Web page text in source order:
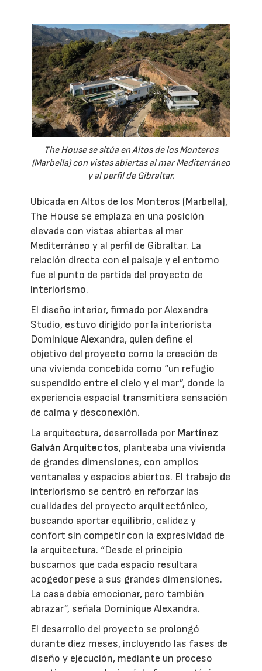
The House se sitúa en Altos de los Monteros
(Marbella) con vistas abiertas al mar Mediterráneo
y al perfil de Gibraltar.
Ubicada en Altos de los Monteros (Marbella),
The House se emplaza en una posición
elevada con vistas abiertas al mar
Mediterráneo y al perfil de Gibraltar. La
relación directa con el paisaje y el entorno
fue el punto de partida del proyecto de
interiorismo.
El diseño interior, firmado por Alexandra
Studio, estuvo dirigido por la interiorista
Dominique Alexandra, quien define el
objetivo del proyecto como la creación de
una vivienda concebida como “un refugio
suspendido entre el cielo y el mar”, donde la
experiencia espacial transmitiera sensación
de calma y desconexión.
La arquitectura, desarrollada por Martínez
Galván Arquitectos, planteaba una vivienda
de grandes dimensiones, con amplios
ventanales y espacios abiertos. El trabajo de
interiorismo se centró en reforzar las
cualidades del proyecto arquitectónico,
buscando aportar equilibrio, calidez y
confort sin competir con la expresividad de
la arquitectura. “Desde el principio
buscamos que cada espacio resultara
acogedor pese a sus grandes dimensiones.
La casa debía emocionar, pero también
abrazar”, señala Dominique Alexandra.
El desarrollo del proyecto se prolongó
durante diez meses, incluyendo las fases de
diseño y ejecución, mediante un proceso